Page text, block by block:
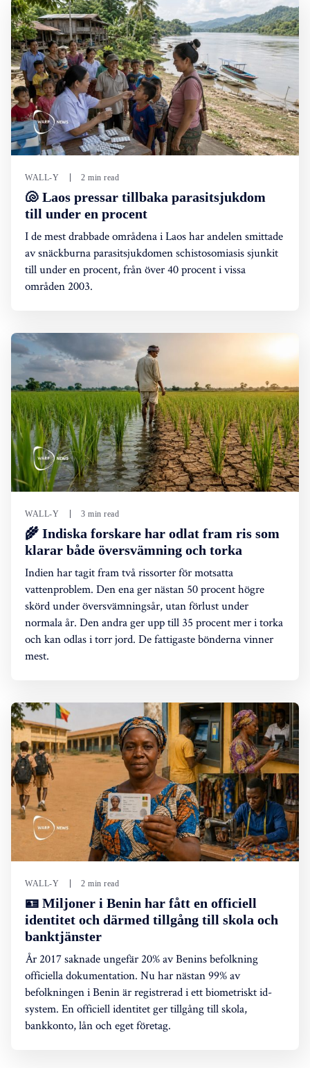
WALL-Y 2 min read
🐚 Laos pressar tillbaka parasitsjukdom
till under en procent
I de mest drabbade områdena i Laos har andelen smittade
av snäckburna parasitsjukdomen schistosomiasis sjunkit
till under en procent, från över 40 procent i vissa
områden 2003.
WALL-Y 3 min read
🌾 Indiska forskare har odlat fram ris som
klarar både översvämning och torka
Indien har tagit fram två rissorter för motsatta
vattenproblem. Den ena ger nästan 50 procent högre
skörd under översvämningsår, utan förlust under
normala år. Den andra ger upp till 35 procent mer i torka
och kan odlas i torr jord. De fattigaste bönderna vinner
mest.
WALL-Y 2 min read
🪪 Miljoner i Benin har fått en officiell
identitet och därmed tillgång till skola och
banktjänster
År 2017 saknade ungefär 20% av Benins befolkning
officiella dokumentation. Nu har nästan 99% av
befolkningen i Benin är registrerad i ett biometriskt id-
system. En officiell identitet ger tillgång till skola,
bankkonto, lån och eget företag.